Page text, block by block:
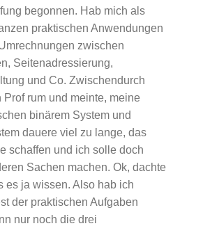
begonnen. Hab mich als
praktischen Anwendungen
zwischen
Seitenadressierung,
und Co. Zwischendurch
Prof rum und meinte, meine
binärem System und
dauere viel zu lange, das
schaffen und ich solle doch
Sachen machen. Ok, dachte
es ja wissen. Also hab ich
der praktischen Aufgaben
nur noch die drei